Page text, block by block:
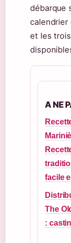
débarque
calendrier
et les
A NE
facile
The
: